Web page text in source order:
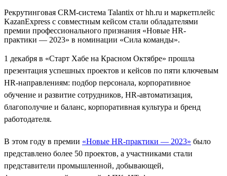
Рекрутинговая CRM-система Talantix от hh.ru и маркетплейс
KazanExpress с совместным кейсом стали обладателями
премии профессионального признания «Новые HR-
практики — 2023» в номинации «Сила команды».
1 декабря в «Старт Хабе на Красном Октябре» прошла
презентация успешных проектов и кейсов по пяти ключевым
HR-направлениям: подбор персонала, корпоративное
обучение и развитие сотрудников, HR-автоматизация,
благополучие и баланс, корпоративная культура и бренд
работодателя.
В этом году в премии «Новые HR-практики — 2023» было
представлено более 50 проектов, а участниками стали
представители промышленной, добывающей,